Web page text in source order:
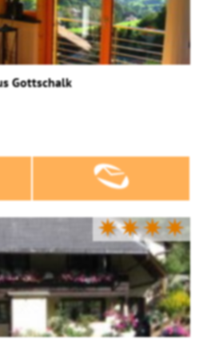
Gottschalk
✷✷✷✷